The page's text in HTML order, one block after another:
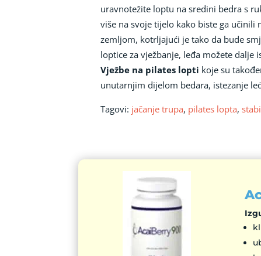
uravnotežite loptu na sredini bedra s
više na svoje tijelo kako biste ga učinili
zemljom, kotrljajući je tako da bude
loptice za vježbanje, leđa možete
Vježbe na pilates lopti koje su
unutarnjim dijelom bedara, istezanje
Tagovi: jačanje trupa, pilates lopta,